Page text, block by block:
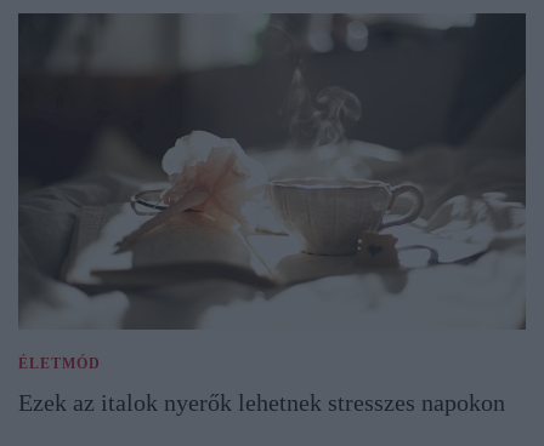
ÉLETMÓD
Ezek az italok nyerők lehetnek stresszes napokon